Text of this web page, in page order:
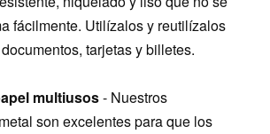
fácilmente. Utilízalos y reutilízalos
tarjetas y billetes.
multiusos- Nuestros
son excelentes para que los